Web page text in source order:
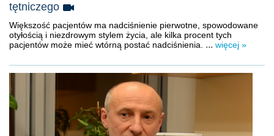
tętniczego
Większość pacjentów ma nadciśnienie pierwotne, spowodowane
otyłością i niezdrowym stylem życia, ale kilka procent tych
pacjentów może mieć wtórną postać nadciśnienia. ... więcej »